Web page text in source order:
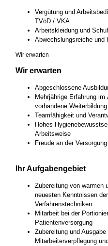
Vergütung und
TVöD / VKA
Arbeitskleidung und
Abwechslungsreiche und
Wir erwarten
Wir erwarten
Abgeschlossene
Mehrjährige Erfahrung
vorhandene
Teamfähigkeit und
Hohes
Arbeitsweise
Freude an der
Ihr Aufgabengebiet
Zubereitung von warmen
neuesten Kenntnissen
Verfahrenstechniken
Mitarbeit bei der
Patientenversorgung
Zubereitung und
Mitarbeiterverpflegung